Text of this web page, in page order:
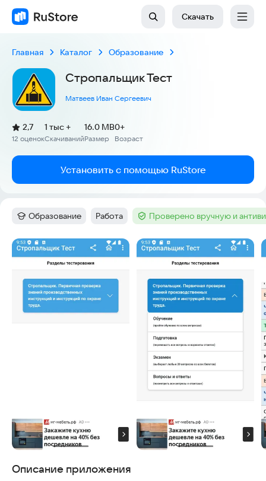
Скачать
Главная Каталог Образование
Стропальщик Тест
Матвеев Иван Сергеевич
Рейтинг:
2,7
(
12 оценок
)
Скачиваний
1 тыс +
Размер
16.0 MB
Возраст
0+
Установить с помощью RuStore
Категория:
Образование Тег:
Работа Тег :Проверено вручную и
Скриншоты
Описание приложения